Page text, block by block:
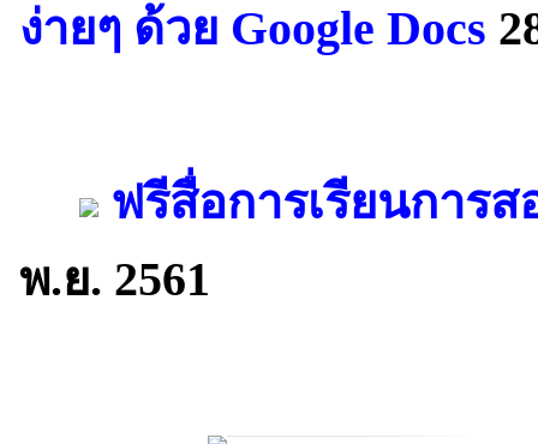
ง่ายๆ ด้วย Google Docs
ฟรีสื่อการเรียนการ
พ.ย. 2561